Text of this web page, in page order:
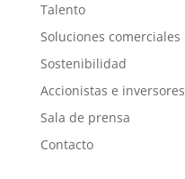
Talento
Soluciones comerciales
Sostenibilidad
Accionistas e inversores
Sala de prensa
Contacto